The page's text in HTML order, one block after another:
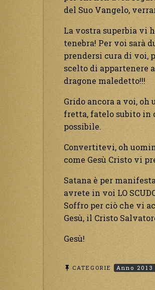
del Suo Vangelo,
La vostra superbia vi
tenebra! Per voi sarà
prendersi cura di voi,
scelto di appartenere
dragone maledetto!!!
Grido ancora a voi,
fretta, fatelo subito in
possibile.
Convertitevi, oh
come Gesù Cristo vi
Satana è per
avrete in voi LO
Soffro per ciò che vi
Gesù, il Cristo
Gesù!
CATEGORIE Anno 2013